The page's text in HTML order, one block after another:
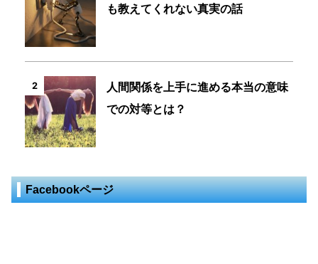
も教えてくれない真実の話
2
人間関係を上手に進める本当の意味
での対等とは？
Facebookページ